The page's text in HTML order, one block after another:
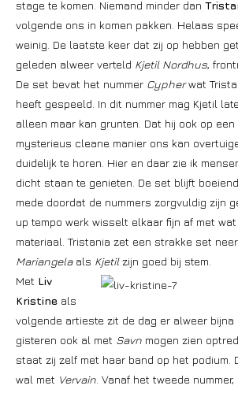
stage te komen. Niemand minder dan
volgende ons in komen pakken. Helaas
weinig. De laatste keer dat zij op hebben
geleden alweer verteld Kjetil Nordhus,
De set bevat het nummer Cypherwat
heeft gespeeld. In dit nummer mag Kjetil
alleen maar kan grunten. Dat hij ook op
mysterieus cleane manier ons kan
duidelijk te horen. Hier en daar zie ik
dicht staan te genieten. De set blijft
mede doordat de nummers zorgvuldig zijn
up tempo werk wisselt elkaar fijn af met
materiaal. Tristania zet een strakke set
Mariangelaals Kjetilzijn goed bij stem.
Met Liv
Kristine als
volgende artieste zit de dag er alweer bijna
gisteren ook al met Savn mogen zien
staat zij zelf met haar band op het podium.
wal met Vervain . Vanaf het tweede nummer,